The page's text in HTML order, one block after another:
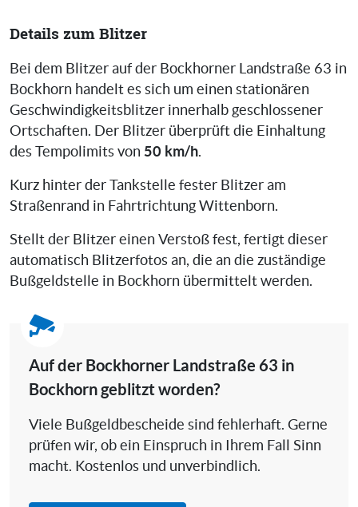
Details zum Blitzer
Bei dem Blitzer auf der Bockhorner Landstraße 63 in
Bockhorn handelt es sich um einen stationären
Geschwindigkeitsblitzer innerhalb geschlossener
Ortschaften. Der Blitzer überprüft die Einhaltung
des Tempolimits von 50 km/h.
Kurz hinter der Tankstelle fester Blitzer am
Straßenrand in Fahrtrichtung Wittenborn.
Stellt der Blitzer einen Verstoß fest, fertigt dieser
automatisch Blitzerfotos an, die an die zuständige
Bußgeldstelle in Bockhorn übermittelt werden.
Auf der Bockhorner Landstraße 63 in
Bockhorn geblitzt worden?
Viele Bußgeldbescheide sind fehlerhaft. Gerne
prüfen wir, ob ein Einspruch in Ihrem Fall Sinn
macht. Kostenlos und unverbindlich.